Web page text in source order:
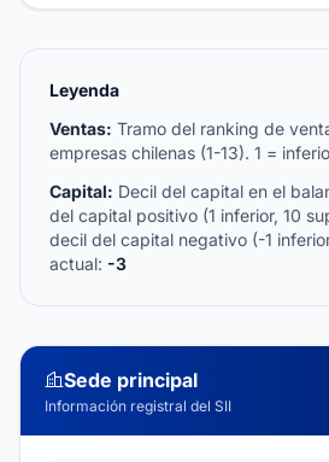
Leyenda
Ventas: Tramo del ranking de
empresas chilenas (1-13). 1 =
Capital: Decil del capital en el
del capital positivo (1 inferior, 10
decil del capital negativo (-1
actual: -3
Sede principal
Información registral del SII